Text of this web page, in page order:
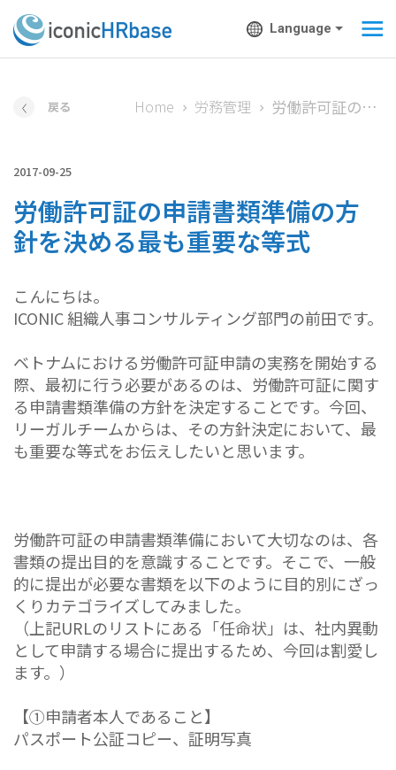
Language
戻る Home 労務管理 労働許可証の申請書類準備の方針を決める最も重要な等式
2017-09-25
労働許可証の申請書類準備の方
針を決める最も重要な等式
こんにちは。
ICONIC 組織人事コンサルティング部門の前田です。
ベトナムにおける労働許可証申請の実務を開始する
際、最初に行う必要があるのは、労働許可証に関す
る申請書類準備の方針を決定することです。今回、
リーガルチームからは、その方針決定において、最
も重要な等式をお伝えしたいと思います。
労働許可証の申請書類準備において大切なのは、各
書類の提出目的を意識することです。そこで、一般
的に提出が必要な書類を以下のように目的別にざっ
くりカテゴライズしてみました。
（上記URLのリストにある「任命状」は、社内異動
として申請する場合に提出するため、今回は割愛し
ます。）
【①申請者本人であること】
パスポート公証コピー、証明写真